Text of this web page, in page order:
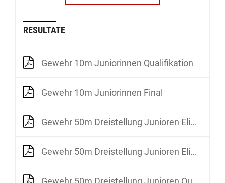
RESULTATE
Gewehr 10m Juniorinnen Qualifikation
Gewehr 10m Juniorinnen Final
Gewehr 50m Dreistellung Junioren Elimination Relay 1
Gewehr 50m Dreistellung Junioren Elimination Relay 2